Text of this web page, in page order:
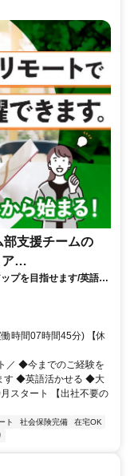
部支援チームの
プを目指せます/英語活
月スタート
時間07時間45分) 【休
／ ◆今までのご経験を
す ◆英語活かせる ◆大
スタート 【出社不要の
ト 社会保険完備
在宅OK